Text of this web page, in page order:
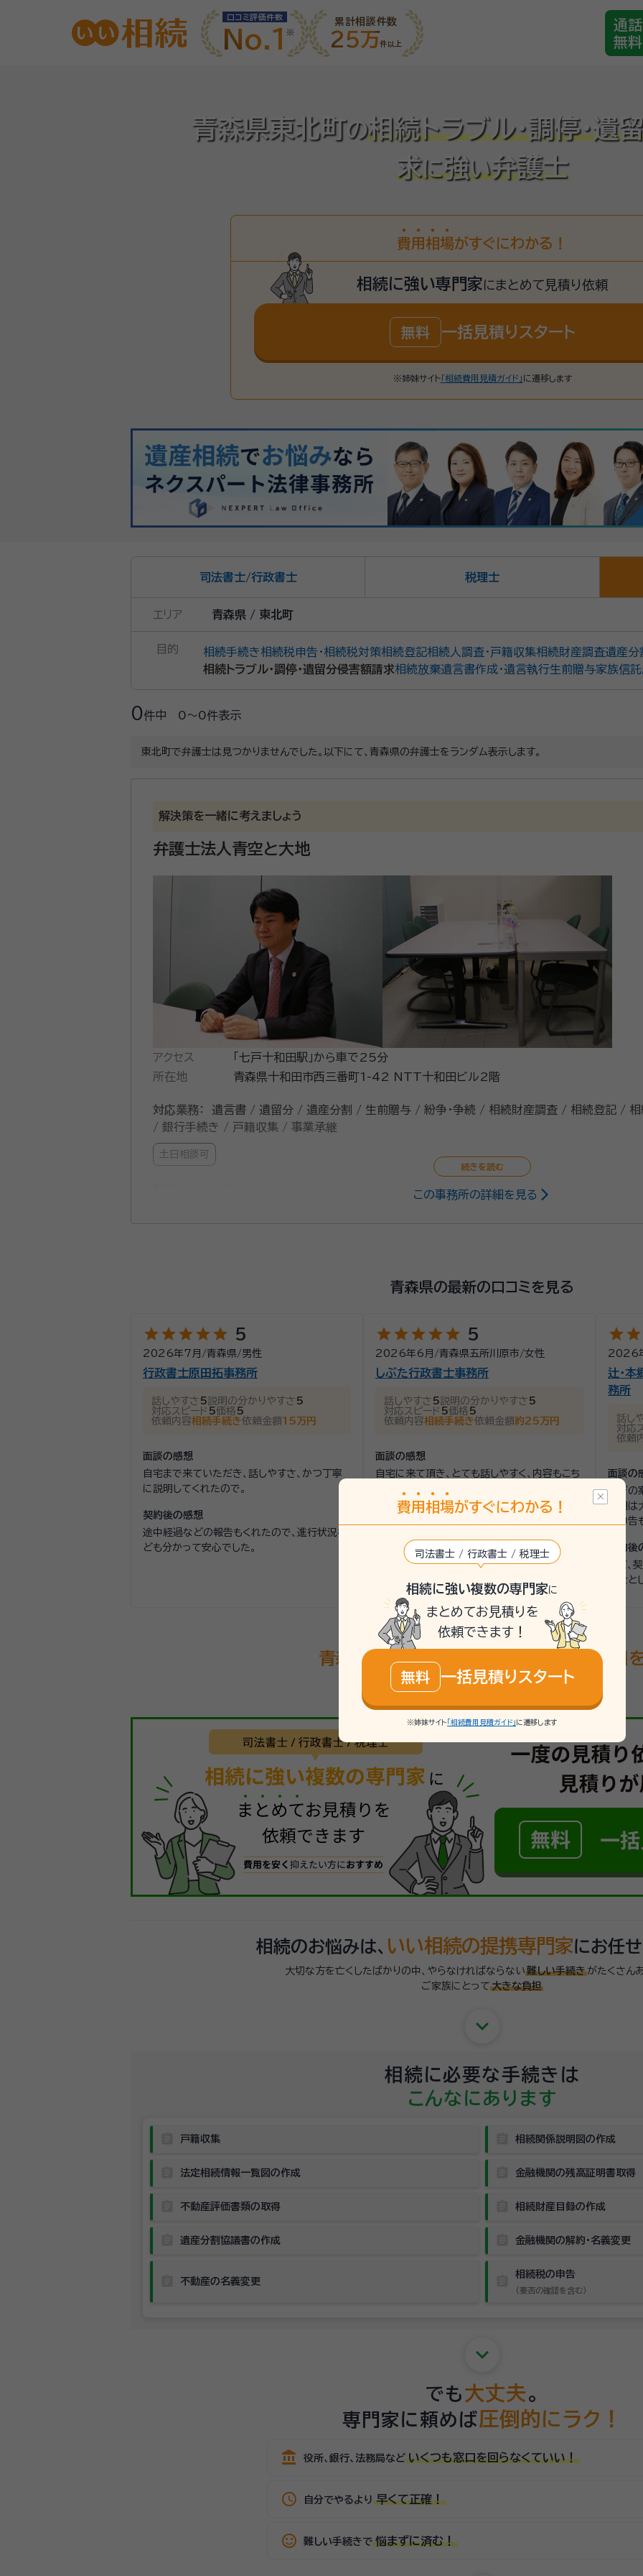
口コミ評価件数
No.1
累計相談件数
25万件以上
通話
無料
青森県東北町の相続トラブル・調停・遺
求に強い弁護士
費用 相 場がすぐにわかる！
相続に強い専門家にまとめて見積り依頼
無料 一括見積りスタート
※姉妹サイト「相続費用見積ガイド」 に遷移します
司法書士/行政書士 税理士
エリア 青森県 / 東北町
目的 相続手続き相続税申告・相続税対策相続登記相続人調査・戸籍収集相続財産調査遺産分
相続トラブル・調停・遺留分侵害額請求相続放棄遺言書作成・遺言執行生前贈与家族信託
0件中 0〜0件表示
東北町で弁護士は見つかりませんでした。以下にて、青森県の弁護士をランダム表示します。
解決策を一緒に考えましょう
弁護士法人青空と大地
アクセス
「七戸十和田駅」から車で25分
所在地
青森県十和田市西三番町1-42 NTT十和田ビル2階
対応業務：
遺言書 / 遺留分 / 遺産分割 / 生前贈与 / 紛争・争続 / 相続財産調査 / 相続登記 /
/ 銀行手続き / 戸籍収集 / 事業承継
土日相談可
相談される方の悩みに耳を傾け、分かりやすく丁寧に説明するよう心掛けて参ります。 一緒に解決策を考えていきますので、お気軽に、ご来所・ご相
資格等：
弁護士
所属団体：青森県弁護士会
この事務所の詳細を見る
青森県の最新の口コミを見る
starstarstarstarstar 5
2026年7月 /青森県/男性
行政書士原田拓事務所
話しやすさ 5説明の分かりやすさ 5
対応スピード 5価格 5
依頼内容相続手続き依頼金額15万円
面談の感想
自宅まで来ていただき、話しやすさ、かつ丁寧
に説明してくれたので。
契約後の感想
途中経過などの報告もくれたので、進行状況な
ども分かって安心でした。
starstarstarstarstar 5
2026年6月 /青森県五所川原市/女性
しぶた行政書士事務所
話しやすさ 5説明の分かりやすさ 5
対応スピード 5価格 5
依頼内容相続手続き依頼金額約25万円
面談の感想
自宅に来て頂き、とても話しやすく、内容もこち
せする事が出来ました。
こちらが、疑問に思っている事を、電話でやり取
りしましたが、すぐに返答して下さり、とても手
starstar
2026
辻・本
務所
話し
対応
依頼
面談の
急ぎの
説明は
定申告
契約後
まだ、
理士と
青森県東北町で相続手続きにかかる費用
一括見積する《簡単3ステップ》
相続のお悩みは、 いい相続の提携専門家にお任
大切な方を亡くしたばかりの中、やらなければならない難しい手続きがたくさん
ご家族にとって 大きな負担
keyboard_arrow_down
相続に必要な手続きは
こんなにあります
戸籍収集 相続関係説明図の作成
法定相続情報一覧図の作成 金融機関の残高証明書取得
不動産評価書類の取得 相続財産目録の作成
遺産分割協議書の作成 金融機関の解約・名義変更
不動産の名義変更
相続税の申告
（要否の確認を含む）
keyboard_arrow_down
でも大丈夫。
専門家に頼めば圧倒的にラク！
account_balance 役所、銀行、法務局など いくつも窓口を回らなくていい！
schedule 自分でやるより 早くて正確！
sentiment_satisfied_alt 難しい手続きで 悩まずに済む！
費用 相場がすぐにわかる！
司法書士 / 行政書士 / 税理士
相続に強い複数の専門家に
まとめてお見積りを
依頼できます！
無料 一括見積りスタート
※姉妹サイト 「相続費用見積ガイド」 に遷移します